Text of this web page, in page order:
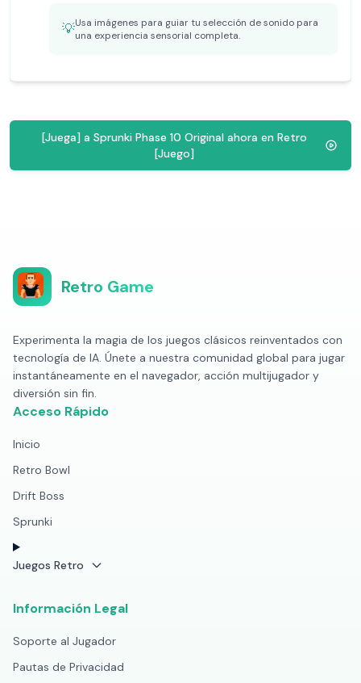
💡Usa imágenes para guiar tu selección de sonido para
una experiencia sensorial completa.
[Juega] a Sprunki Phase 10 Original ahora en Retro
[Juego]
Retro Game
Experimenta la magia de los juegos clásicos reinventados con
tecnología de IA. Únete a nuestra comunidad global para jugar
instantáneamente en el navegador, acción multijugador y
diversión sin fin.
Acceso Rápido
Inicio
Retro Bowl
Drift Boss
Sprunki
Juegos Retro
Información Legal
Soporte al Jugador
Pautas de Privacidad